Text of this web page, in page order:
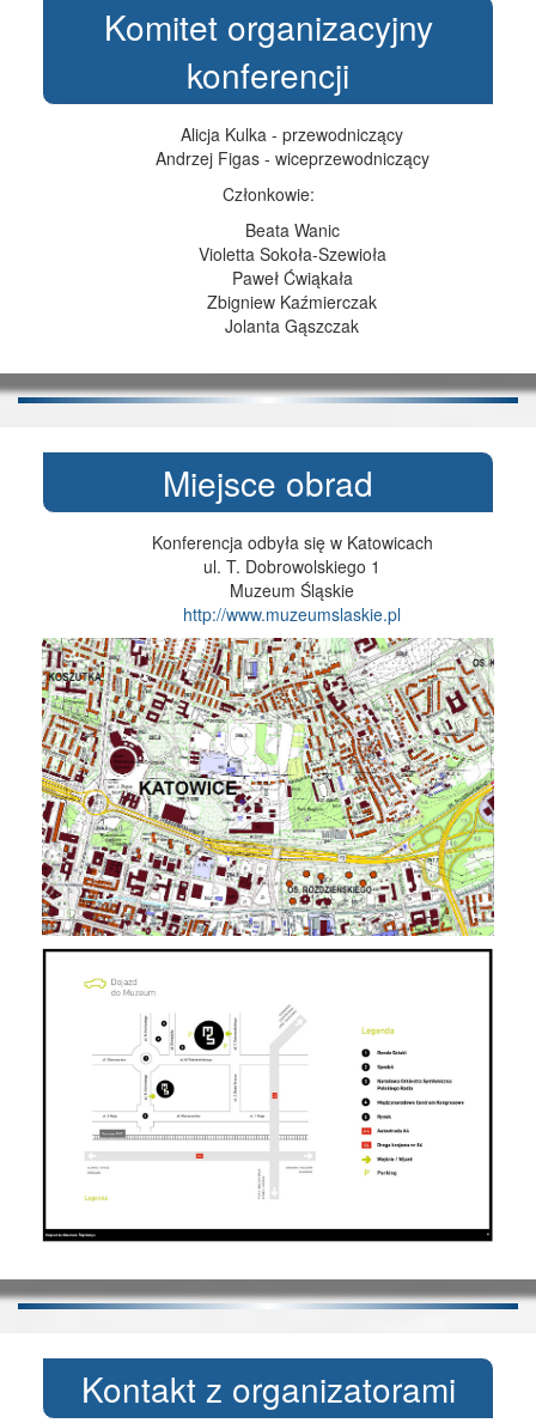
Komitet organizacyjny
konferencji
Alicja Kulka - przewodniczący
Andrzej Figas - wiceprzewodniczący
Członkowie:
Beata Wanic
Violetta Sokoła-Szewioła
Paweł Ćwiąkała
Zbigniew Kaźmierczak
Jolanta Gąszczak
Miejsce obrad
Konferencja odbyła się w Katowicach
ul. T. Dobrowolskiego 1
Muzeum Śląskie
http://www.muzeumslaskie.pl
Kontakt z organizatorami